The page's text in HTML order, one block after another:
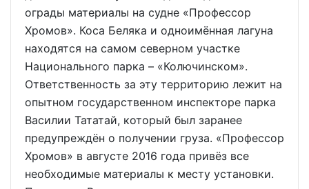
ограды материалы на судне «Профессор
Хромов». Коса Беляка и одноимённая лагуна
находятся на самом северном участке
Национального парка – «Колючинском».
Ответственность за эту территорию лежит на
опытном государственном инспекторе парка
Василии Тататай, который был заранее
предупреждён о получении груза. «Профессор
Хромов» в августе 2016 года привёз все
необходимые материалы к месту установки.